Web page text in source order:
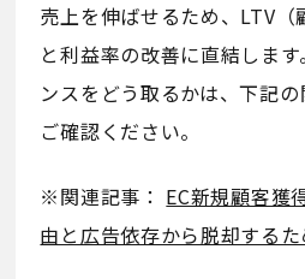
売上を伸ばせるため、LTV
と利益率の改善に直結しま
ンスをどう取るかは、下記
ご確認ください。
※関連記事： EC新規顧客獲
由と広告依存から脱却する